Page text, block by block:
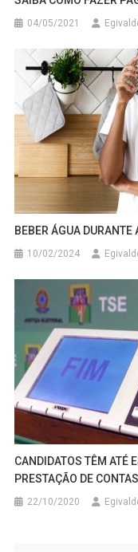
04/05/2021
BEBER ÁGUA
10/02/2024
CANDIDATOS TÊM ATÉ
PRESTAÇÃO DE CONTAS
22/10/2020